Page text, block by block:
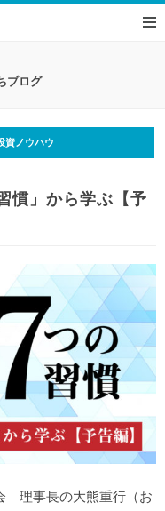
ブログ
資ノウハウ
慣」から学ぶ【予
理事長の大熊重行（お